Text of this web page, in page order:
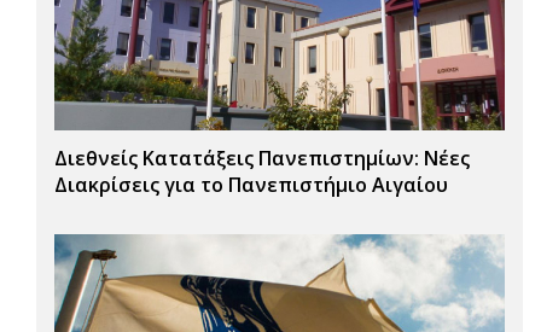
Διεθνείς Κατατάξεις Πανεπιστημίων: Νέες
Διακρίσεις για το Πανεπιστήμιο Αιγαίου